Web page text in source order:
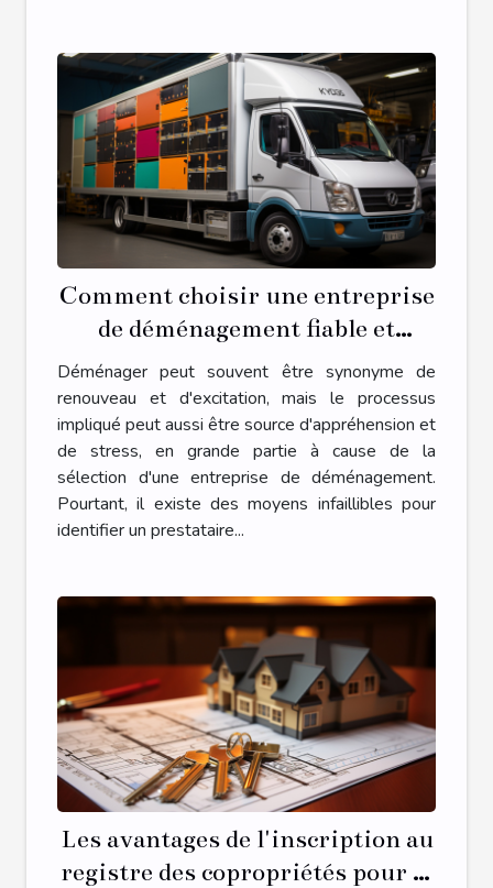
Comment choisir une entreprise
de déménagement fiable et
économique
Déménager peut souvent être synonyme de
renouveau et d'excitation, mais le processus
impliqué peut aussi être source d'appréhension et
de stress, en grande partie à cause de la
sélection d'une entreprise de déménagement.
Pourtant, il existe des moyens infaillibles pour
identifier un prestataire...
Les avantages de l'inscription au
registre des copropriétés pour la